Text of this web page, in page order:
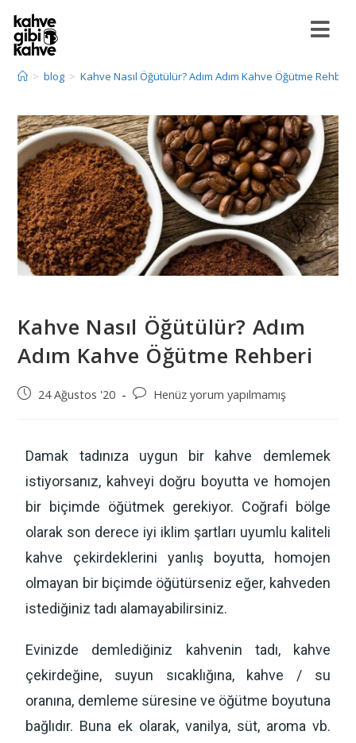
> blog > Kahve Nasıl Öğütülür? Adım Adım Kahve Öğütme Rehberi
Kahve Nasıl Öğütülür? Adım
Adım Kahve Öğütme Rehberi
24 Ağustos '20 Henüz yorum yapılmamış
Damak tadınıza uygun bir kahve demlemek
istiyorsanız, kahveyi doğru boyutta ve homojen
bir biçimde öğütmek gerekiyor. Coğrafi bölge
olarak son derece iyi iklim şartları uyumlu kaliteli
kahve çekirdeklerini yanlış boyutta, homojen
olmayan bir biçimde öğütürseniz eğer, kahveden
istediğiniz tadı alamayabilirsiniz.
Evinizde demlediğiniz kahvenin tadı, kahve
çekirdeğine, suyun sıcaklığına, kahve / su
oranına, demleme süresine ve öğütme boyutuna
bağlıdır. Buna ek olarak, vanilya, süt, aroma vb.